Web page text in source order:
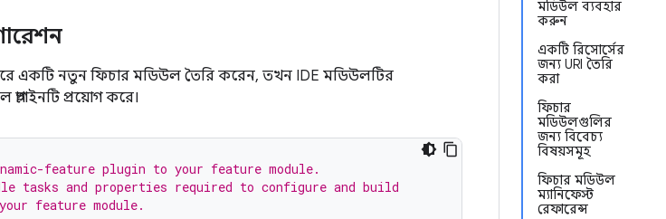
মডিউল ব্যবহার
করুন
একটি রিসোর্সের
জন্য URI তৈরি
করা
ফিচার
মডিউলগুলির
জন্য বিবেচ্য
বিষয়সমূহ
ফিচার মডিউল
ম্যানিফেস্ট
রেফারেন্স
একটি নতুন ফিচার মডিউল তৈরি করেন, তখন IDE মডিউলটির
প্লাগইনটি প্রয়োগ করে।
feature plugin to your feature module.
tasks and properties required to configure and build
feature module.